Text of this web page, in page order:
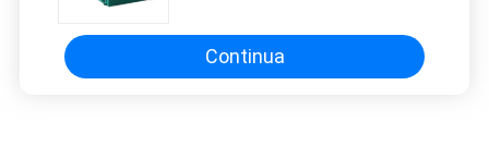
Continua